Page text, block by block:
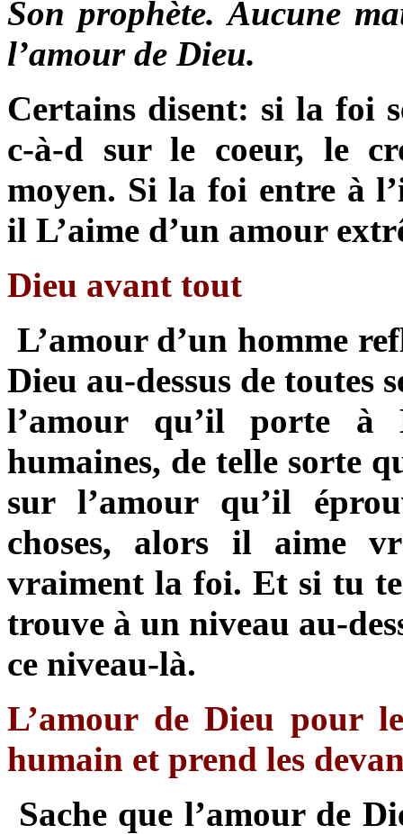
Son prophète. Aucune
l’amour de Dieu.
Certains disent: si la foi
c-à-d sur le coeur, le
moyen. Si la foi entre à
il L’aime d’un amour
Dieu avant tout
L’amour d’un homme
Dieu au-dessus de toutes
l’amour qu’il porte à
humaines, de telle sorte
sur l’amour qu’il
choses, alors il aime
vraiment la foi. Et si tu
trouve à un niveau au-
ce niveau-là.
L’amour de Dieu pour
humain et prend les
Sache que l’amour de